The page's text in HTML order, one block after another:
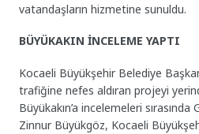
vatandaşların hizmetine sunuldu.
BÜYÜKAKIN İNCELEME YAPTI
Kocaeli Büyükşehir Belediye
trafiğine nefes aldıran projeyi
Büyükakın’a incelemeleri
Zinnur Büyükgöz, Kocaeli